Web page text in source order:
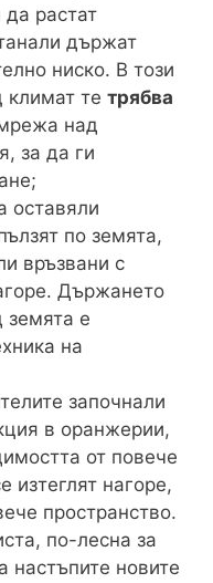
да растат
държат
ниско. В този
климат те трябва
над
за да ги
оставяли
по земята,
връзвани с
Държането
земята е
на
започнали
в оранжерии,
от повече
изтеглят нагоре,
пространство.
по-лесна за
настъпите новите